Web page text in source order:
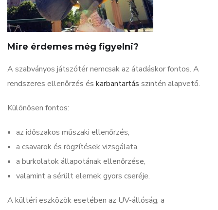
Mire érdemes még figyelni?
A szabványos játszótér nemcsak az átadáskor fontos. A
rendszeres ellenőrzés és karbantartás szintén alapvető.
Különösen fontos:
az időszakos műszaki ellenőrzés,
a csavarok és rögzítések vizsgálata,
a burkolatok állapotának ellenőrzése,
valamint a sérült elemek gyors cseréje.
A kültéri eszközök esetében az UV-állóság, a